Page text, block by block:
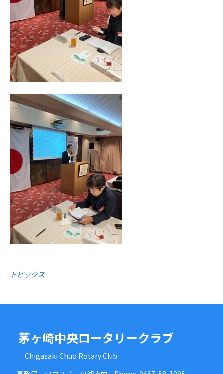
トピックス
茅ヶ崎中央ロータリークラブ
Chigasaki Chuo Rotary Club